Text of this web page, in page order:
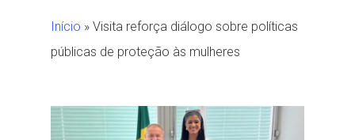
Início » Visita reforça diálogo sobre políticas
públicas de proteção às mulheres